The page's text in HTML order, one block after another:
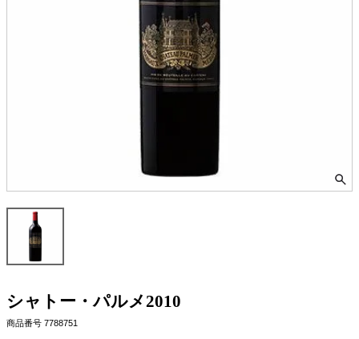
シャトー・パルメ2010
商品番号 7788751